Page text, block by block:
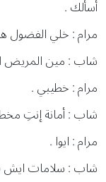
أسألك .
مرام : خلي الفضول
شاب : مين المريض
مرام : خطيبي .
شاب : أمانة إنتِ
مرام : ايوا .
شاب : سلامات ايش